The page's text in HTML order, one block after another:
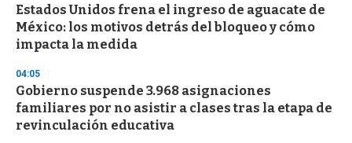
Estados Unidos frena el ingreso de aguacate de
México: los motivos detrás del bloqueo y cómo
impacta la medida
04:05
Gobierno suspende 3.968 asignaciones
familiares por no asistir a clases tras la etapa de
revinculación educativa